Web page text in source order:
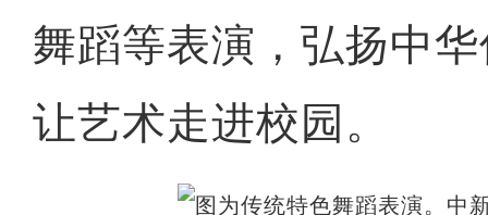
舞蹈等表演，弘扬中
让艺术走进校园。